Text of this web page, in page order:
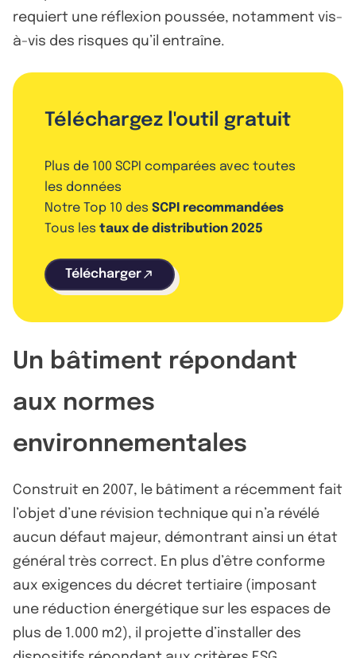
requiert une réflexion poussée, notamment vis-
à-vis des risques qu’il entraîne.
Téléchargez l'outil gratuit
Plus de 100 SCPI comparées avec toutes
les données
Notre Top 10 des SCPI recommandées
Tous les taux de distribution 2025
Télécharger
Un bâtiment répondant
aux normes
environnementales
Construit en 2007, le bâtiment a récemment fait
l’objet d’une révision technique qui n’a révélé
aucun défaut majeur, démontrant ainsi un état
général très correct. En plus d’être conforme
aux exigences du décret tertiaire (imposant
une réduction énergétique sur les espaces de
plus de 1.000 m2), il projette d’installer des